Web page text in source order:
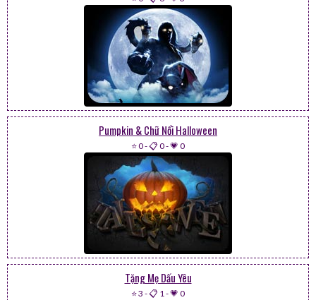
Pumpkin & Chữ Nổi Halloween
⭐ 0-📋 0-💗 0
Tặng Mẹ Dấu Yêu
⭐ 3 -📋 1-💗 0